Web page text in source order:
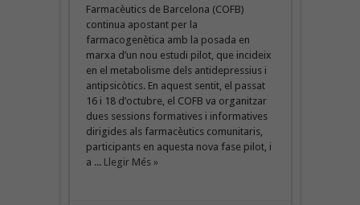
Farmacèutics de Barcelona (COFB)
continua apostant per la
farmacogenètica amb la posada en
marxa d’un nou estudi pilot, que incideix
en el metabolisme dels antidepressius i
antipsicòtics. En aquest sentit, el passat
16 i 18 d’octubre, el COFB va organitzar
dues sessions formatives i informatives
dirigides als farmacèutics comunitaris,
participants en aquesta nova fase pilot, i
a ... Llegir Més »